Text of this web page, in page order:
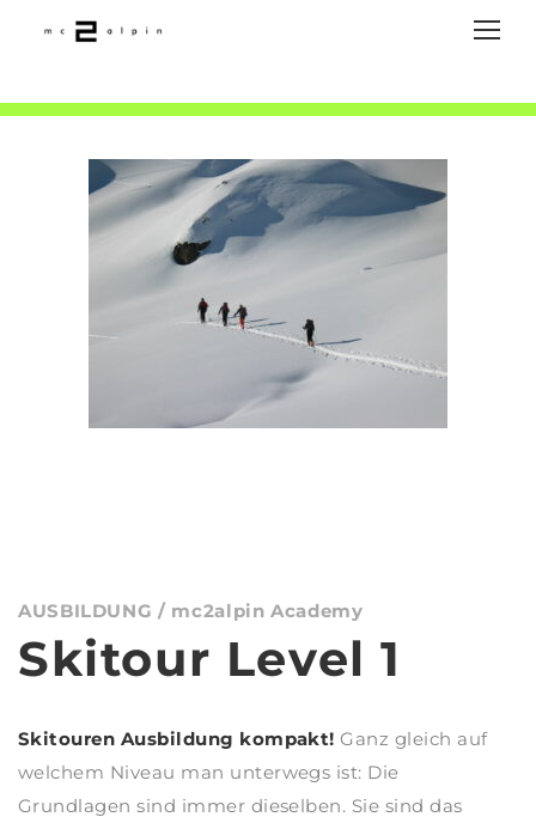
AUSBILDUNG / mc2alpin Academy
Skitour Level 1
Skitouren Ausbildung kompakt! Ganz gleich auf
welchem Niveau man unterwegs ist: Die
Grundlagen sind immer dieselben. Sie sind das